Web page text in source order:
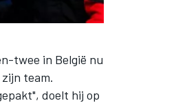
twee in België nu
team.
doelt hij op